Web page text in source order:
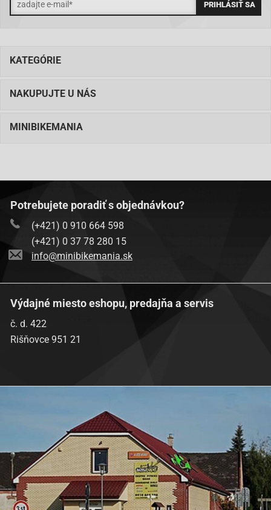
KATEGÓRIE
NAKUPUJTE U NÁS
MINIBIKEMANIA
Potrebujete poradiť s objednávkou?
(+421) 0 910 664 598
(+421) 0 37 78 280 15
info@minibikemania.sk
Výdajné miesto eshopu, predajňa a servis
č. d. 422
Rišňovce 951 21